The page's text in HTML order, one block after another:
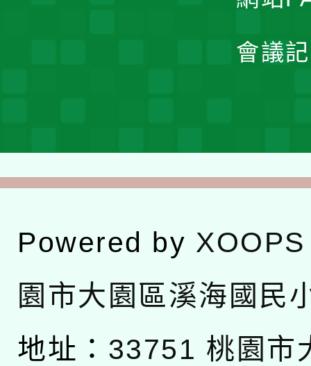
會議
Powered by XOOPS
園市大園區溪海國民
地址： 33751 桃園市